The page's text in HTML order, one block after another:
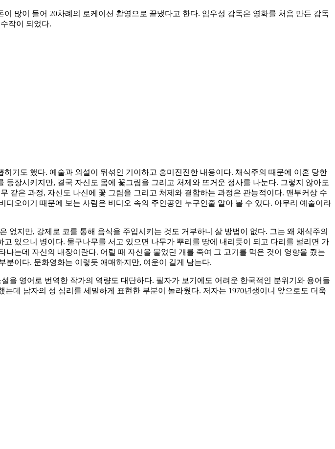
많이 들어 20차례의 로케이션 촬영으로 끝냈다고 한다. 임우성 감독은 영화를 처음 만든 감독
작이 되었다.
히기도 했다. 예술과 외설이 뒤섞인 기이하고 흥미진진한 내용이다. 채식주의 때문에 이혼 당한
장시키지만, 결국 자신도 몸에 꽃그림을 그리고 처제와 뜨거운 정사를 나눈다. 그렇지 않아도
같은 과정, 자신도 나신에 꽃 그림을 그리고 처제와 결합하는 과정은 관능적이다. 맨부커상 수
오이기 때문에 보는 사람은 비디오 속의 주인공인 누구인줄 알아 볼 수 있다. 아무리 예술이라
없지만, 강제로 코를 통해 음식을 주입시키는 것도 거부하니 살 방법이 없다. 그는 왜 채식주의
있으니 병이다. 물구나무를 서고 있으면 나무가 뿌리를 땅에 내리듯이 되고 다리를 벌리면 가
는데 자신의 내장이란다. 어릴 때 자신을 물었던 개를 죽여 그 고기를 먹은 것이 영향을 줬는
이다. 문화영화는 이렇듯 애매하지만, 여운이 길게 남는다.
을 영어로 번역한 작가의 역량도 대단하다. 필자가 보기에도 어려운 한국적인 분위기와 용어들
데 남자의 성 심리를 세밀하게 표현한 부분이 놀라웠다. 저자는 1970년생이니 앞으로도 더욱